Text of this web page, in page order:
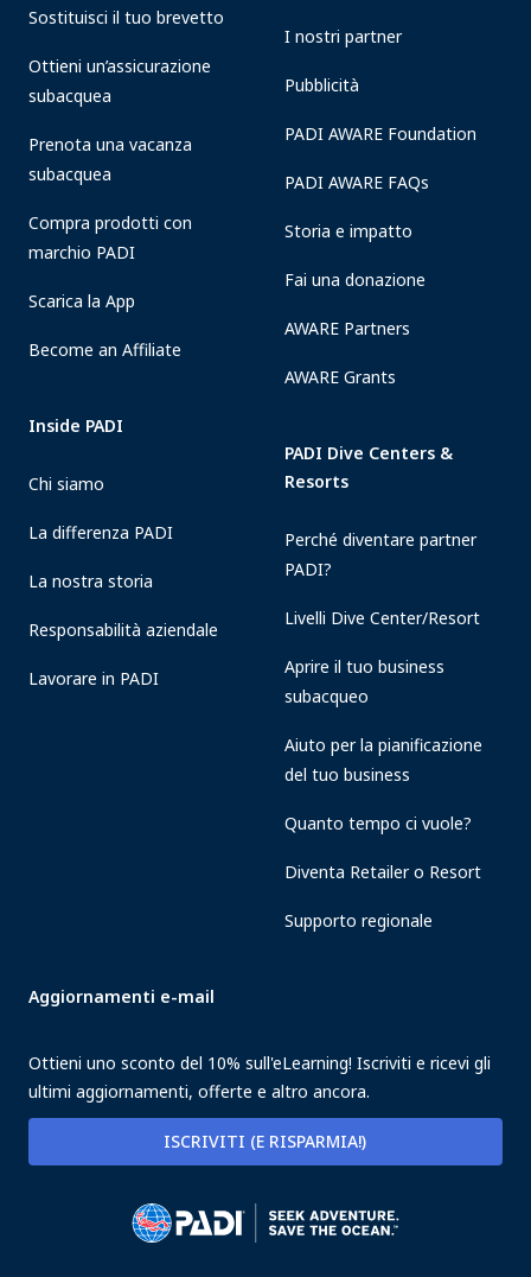
Sostituisci il tuo brevetto
Ottieni un’assicurazione
subacquea
Prenota una vacanza
subacquea
Compra prodotti con
marchio PADI
Scarica la App
Become an Affiliate
Inside PADI
Chi siamo
La differenza PADI
La nostra storia
Responsabilità aziendale
Lavorare in PADI
I nostri partner
Pubblicità
PADI AWARE Foundation
PADI AWARE FAQs
Storia e impatto
Fai una donazione
AWARE Partners
AWARE Grants
PADI Dive Centers &
Resorts
Perché diventare partner
PADI?
Livelli Dive Center/Resort
Aprire il tuo business
subacqueo
Aiuto per la pianificazione
del tuo business
Quanto tempo ci vuole?
Diventa Retailer o Resort
Supporto regionale
Aggiornamenti e-mail
Ottieni uno sconto del 10% sull'eLearning! Iscriviti e ricevi gli
ultimi aggiornamenti, offerte e altro ancora.
ISCRIVITI (E RISPARMIA!)